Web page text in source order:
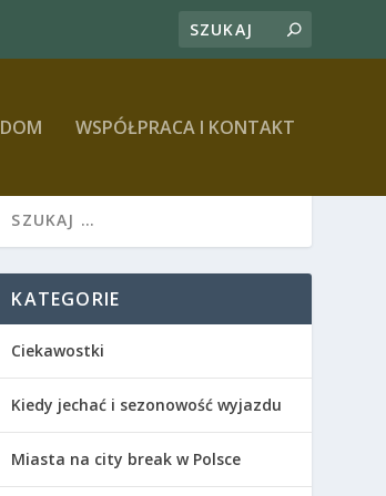
DOM WSPÓŁPRACA I KONTAKT
KATEGORIE
Ciekawostki
Kiedy jechać i sezonowość wyjazdu
Miasta na city break w Polsce